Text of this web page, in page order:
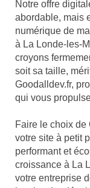
Notre offre
abordable, mais
numérique de
à La Londe-les-
croyons
soit sa taille,
Goodalldev.fr,
qui vous
Faire le choix de
votre site à petit
performant et
croissance à La
votre entreprise